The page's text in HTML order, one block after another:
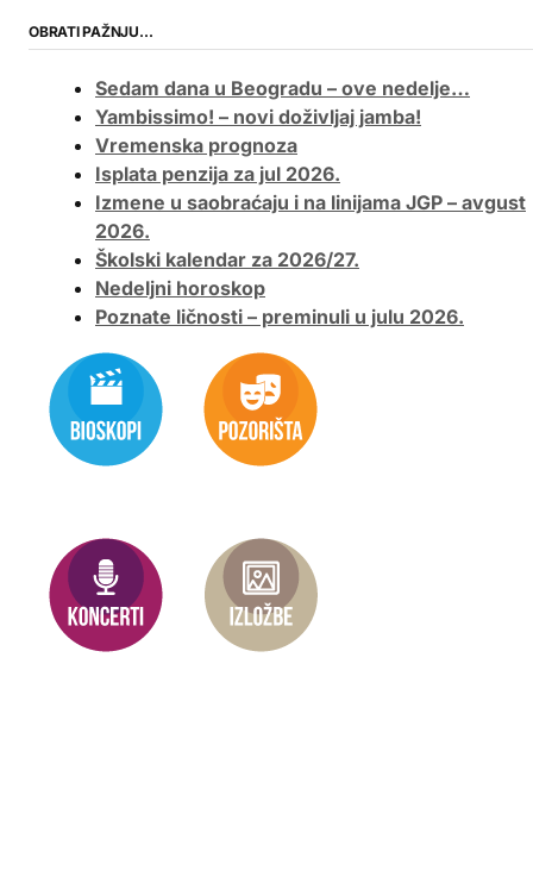
OBRATI PAŽNJU…
Sedam dana u Beogradu – ove nedelje…
Yambissimo! – novi doživljaj jamba!
Vremenska prognoza
Isplata penzija za jul 2026.
Izmene u saobraćaju i na linijama JGP – avgust
2026.
Školski kalendar za 2026/27.
Nedeljni horoskop
Poznate ličnosti – preminuli u julu 2026.